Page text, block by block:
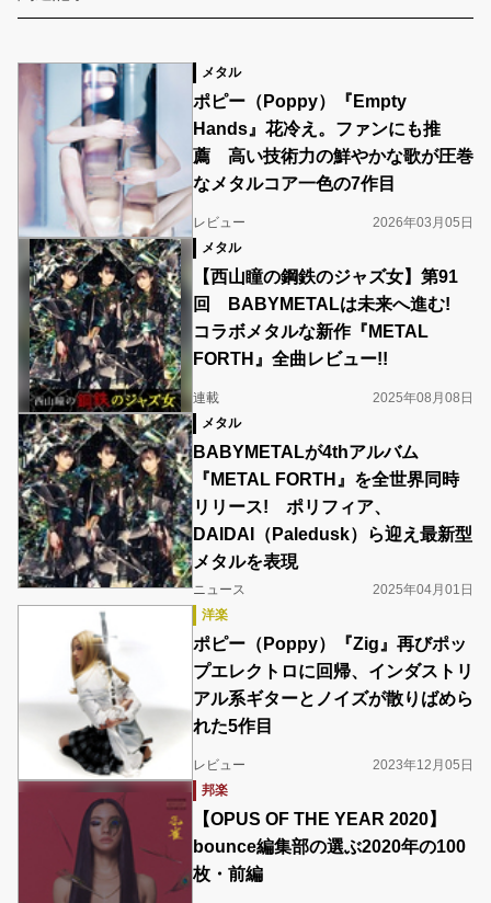
メタル
ポピー（Poppy）『Empty
Hands』花冷え。ファンにも推
薦 高い技術力の鮮やかな歌が圧巻
なメタルコア一色の7作目
レビュー
2026年03月05日
メタル
【西山瞳の鋼鉄のジャズ女】第91
回 BABYMETALは未来へ進む!
コラボメタルな新作『METAL
FORTH』全曲レビュー!!
連載
2025年08月08日
メタル
BABYMETALが4thアルバム
『METAL FORTH』を全世界同時
リリース! ポリフィア、
DAIDAI（Paledusk）ら迎え最新型
メタルを表現
ニュース
2025年04月01日
洋楽
ポピー（Poppy）『Zig』再びポッ
プエレクトロに回帰、インダストリ
アル系ギターとノイズが散りばめら
れた5作目
レビュー
2023年12月05日
邦楽
【OPUS OF THE YEAR 2020】
bounce編集部の選ぶ2020年の100
枚・前編